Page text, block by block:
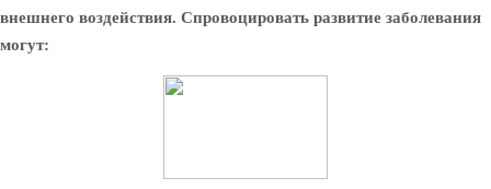
внешнего воздействия. Спровоцировать развитие заболевания
могут: